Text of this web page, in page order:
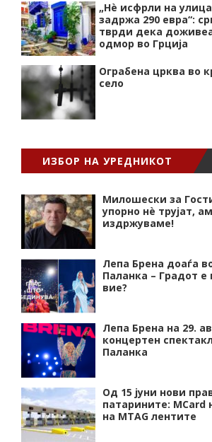
„Нѐ исфрли на
задржа 290 евра“:
тврди дека
одмор во Грција
Ограбена црква во
село
ИЗБОР НА УРЕДНИКОТ
Милошески за
упорно нѐ трујат,
издржуваме!
Лепа Брена доаѓа
Паланка – Градот е
вие?
Лепа Брена на 29.
концертен
Паланка
Од 15 јуни нови
патарините:
на MTAG лентите